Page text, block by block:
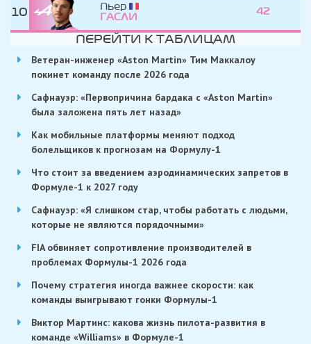
10
Пьер
ГАСЛИ
42
ПЕРЕЙТИ К ТАБЛИЦАМ
Ветеран-инженер «Aston Martin» Тим Маккалоу
покинет команду после 2026 года
Сафнауэр: «Первопричина бардака с «Aston Martin»
была заложена пять лет назад»
Как мобильные платформы меняют подход
болельщиков к прогнозам на Формулу-1
Что стоит за введением аэродинамических запретов в
Формуле-1 к 2027 году
Сафнауэр: «Я слишком стар, чтобы работать с людьми,
которые не являются порядочными»
FIA обвиняет сопротивление производителей в
проблемах Формулы-1 2026 года
Почему стратегия иногда важнее скорости: как
команды выигрывают гонки Формулы-1
Виктор Мартинс: какова жизнь пилота-развития в
команде «Williams» в Формуле-1